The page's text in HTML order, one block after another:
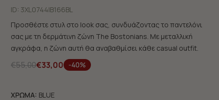
ID: 3XL0744|B166BL
Προσθέστε στυλ στο look σας, συνδυάζοντας το παντελόνι
σας με τη δερμάτινη ζώνη The Bostonians. Με μεταλλική
αγκράφα, η ζώνη αυτή θα αναβαθμίσει κάθε casual outfit.
€55,00€33,00 -40%
ΧΡΩΜΑ: BLUE